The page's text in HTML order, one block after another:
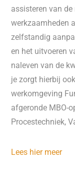
assisteren van
werkzaamheden
zelfstandig
en het uitvoeren
naleven van de
je zorgt hierbij
werkomgeving
afgeronde MBO-
Procestechniek,
Lees hier meer